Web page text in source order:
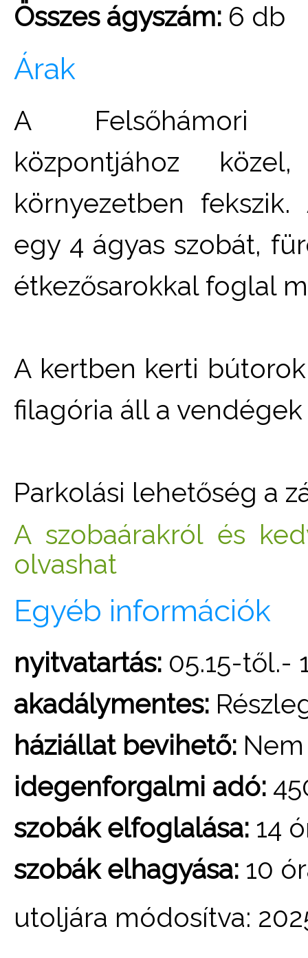
Összes ágyszám: 6 db
Árak
A Felsőhámori
központjához
környezetben
egy 4 ágyas szobát,
étkezősarokkal foglal
A kertben kerti
filagória áll a
Parkolási lehetőség a
A szobaárakról és
olvashat
Egyéb információk
nyitvatartás: 05.15-től.-
akadálymentes:
háziállat bevihető: Nem
idegenforgalmi adó:
szobák elfoglalása: 14
szobák elhagyása: 10
utoljára módosítva: